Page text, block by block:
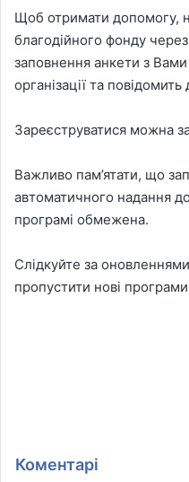
Щоб отримати допомогу,
благодійного фонду
заповнення анкети з
організації та повідомить
Зареєструватися можна
Важливо пам’ятати, що
автоматичного надання
програмі обмежена.
Слідкуйте за
пропустити нові
Коментарі